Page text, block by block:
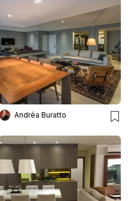
Andréa Buratto